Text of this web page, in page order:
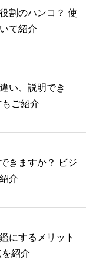
割のハンコ？ 使
て紹介
い、説明でき
ご紹介
きますか？ ビジ
介
にするメリット
紹介